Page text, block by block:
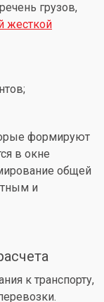
грузов,
жесткой
формируют
в окне
общей
и
к транспорту,